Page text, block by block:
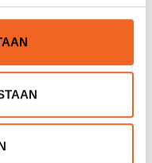
HARS, 0.25 LTR. +
HARDER 20 GRAM